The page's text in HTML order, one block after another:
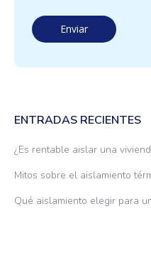
ENTRADAS RECIENTES
¿Es rentable aislar una
Mitos sobre el aislamiento
Qué aislamiento elegir para